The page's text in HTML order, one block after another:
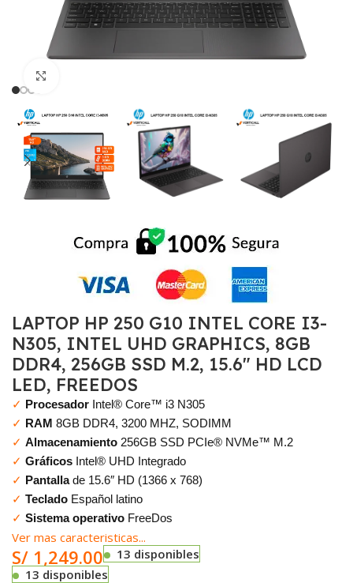
LAPTOP HP 250 G10 INTEL CORE I3-
N305, INTEL UHD GRAPHICS, 8GB
DDR4, 256GB SSD M.2, 15.6″ HD LCD
LED, FREEDOS
✓ Procesador Intel® Core™ i3 N305
✓ RAM 8GB DDR4, 3200 MHZ, SODIMM
✓ Almacenamiento 256GB SSD PCIe® NVMe™ M.2
✓ Gráficos Intel® UHD Integrado
✓ Pantallade 15.6″ HD (1366 x 768)
✓ Teclado Español latino
✓ Sistema operativo FreeDos
Ver mas caracteristicas...
S/ 1,249.00
13 disponibles
13 disponibles